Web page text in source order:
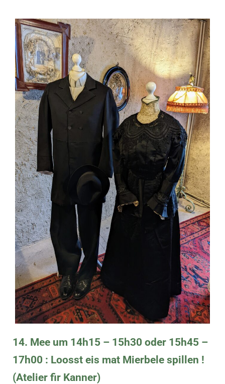
14. Mee um 14h15 – 15h30 oder 15h45 –
17h00 : Loosst eis mat Mierbele spillen !
(Atelier fir Kanner)